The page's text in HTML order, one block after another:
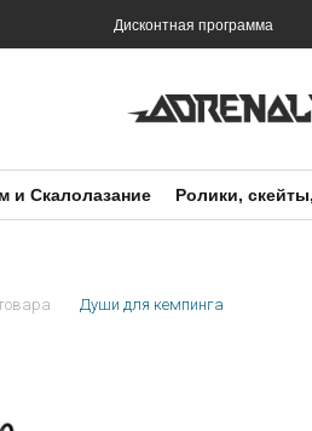
Дисконтная программа
и Скалолазание Ролики,
Души для кемпинга